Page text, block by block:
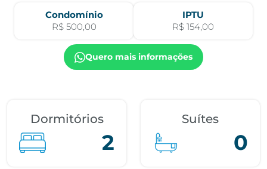
Condomínio
R$ 500,00
IPTU
R$ 154,00
Quero mais informações
Dormitórios
2
Suítes
0